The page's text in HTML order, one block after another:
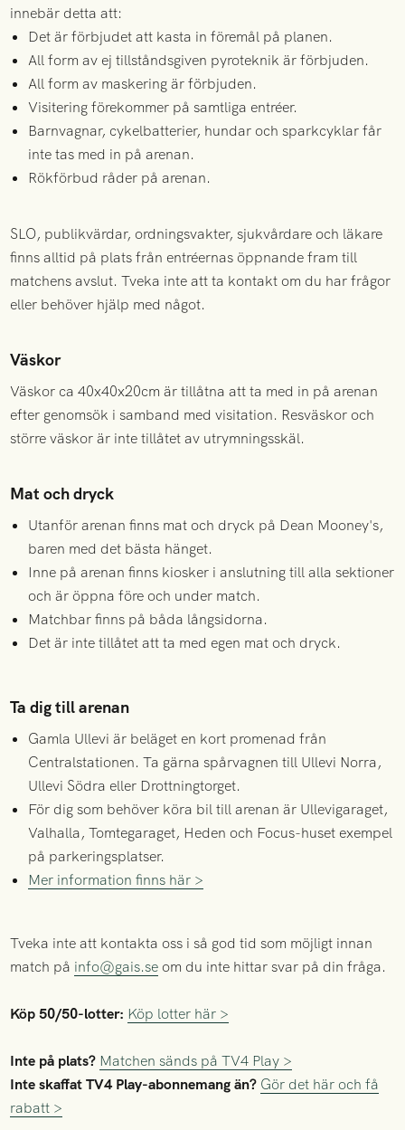
innebär detta att:
Det är förbjudet att kasta in föremål på planen.
All form av ej tillståndsgiven pyroteknik är förbjuden.
All form av maskering är förbjuden.
Visitering förekommer på samtliga entréer.
Barnvagnar, cykelbatterier, hundar och sparkcyklar får
inte tas med in på arenan.
Rökförbud råder på arenan.
SLO, publikvärdar, ordningsvakter, sjukvårdare och läkare
finns alltid på plats från entréernas öppnande fram till
matchens avslut. Tveka inte att ta kontakt om du har frågor
eller behöver hjälp med något.
Väskor
Väskor ca 40x40x20cm är tillåtna att ta med in på arenan
efter genomsök i samband med visitation. Resväskor och
större väskor är inte tillåtet av utrymningsskäl.
Mat och dryck
Utanför arenan finns mat och dryck på Dean Mooney's,
baren med det bästa hänget.
Inne på arenan finns kiosker i anslutning till alla sektioner
och är öppna före och under match.
Matchbar finns på båda långsidorna.
Det är inte tillåtet att ta med egen mat och dryck.
Ta dig till arenan
Gamla Ullevi är beläget en kort promenad från
Centralstationen. Ta gärna spårvagnen till Ullevi Norra,
Ullevi Södra eller Drottningtorget.
För dig som behöver köra bil till arenan är Ullevigaraget,
Valhalla, Tomtegaraget, Heden och Focus-huset exempel
på parkeringsplatser.
Mer information finns här >
Tveka inte att kontakta oss i så god tid som möjligt innan
match på info@gais.se om du inte hittar svar på din fråga.
Köp 50/50-lotter: Köp lotter här >
Inte på plats? Matchen sänds på TV4 Play >
Inte skaffat TV4 Play-abonnemang än? Gör det här och få
rabatt >